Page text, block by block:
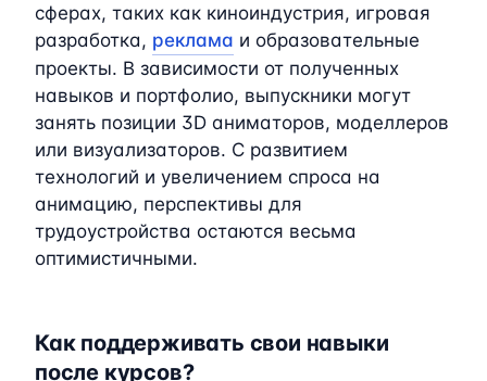
сферах, таких как киноиндустрия, игровая
разработка, реклама и образовательные
проекты. В зависимости от полученных
навыков и портфолио, выпускники могут
занять позиции 3D аниматоров, моделлеров
или визуализаторов. С развитием
технологий и увеличением спроса на
анимацию, перспективы для
трудоустройства остаются весьма
оптимистичными.
Как поддерживать свои навыки
после курсов?